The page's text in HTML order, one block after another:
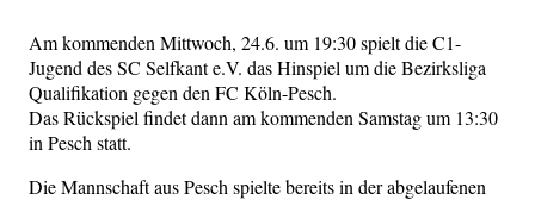
Am kommenden Mittwoch, 24.6. um 19:30 spielt die C1-
Jugend des SC Selfkant e.V. das Hinspiel um die Bezirksliga
Qualifikation gegen den FC Köln-Pesch.
Das Rückspiel findet dann am kommenden Samstag um 13:30
in Pesch statt.
Die Mannschaft aus Pesch spielte bereits in der abgelaufenen